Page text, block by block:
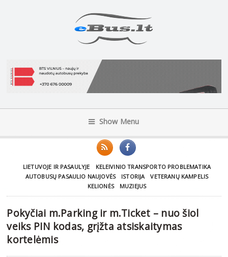
Show Menu
LIETUVOJE IR PASAULYJE
KELEIVINIO TRANSPORTO PROBLEMATIKA
AUTOBUSŲ PASAULIO NAUJOVĖS
ISTORIJA
VETERANŲ KAMPELIS
KELIONĖS
MUZIEJUS
Pokyčiai m.Parking ir m.Ticket – nuo šiol
veiks PIN kodas, grįžta atsiskaitymas
kortelėmis